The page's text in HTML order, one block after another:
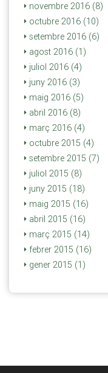
novembre 2016 (8)
octubre 2016 (10)
setembre 2016 (6)
agost 2016 (1)
juliol 2016 (4)
juny 2016 (3)
maig 2016 (5)
abril 2016 (8)
març 2016 (4)
octubre 2015 (4)
setembre 2015 (7)
juliol 2015 (8)
juny 2015 (18)
maig 2015 (16)
abril 2015 (16)
març 2015 (14)
febrer 2015 (16)
gener 2015 (1)